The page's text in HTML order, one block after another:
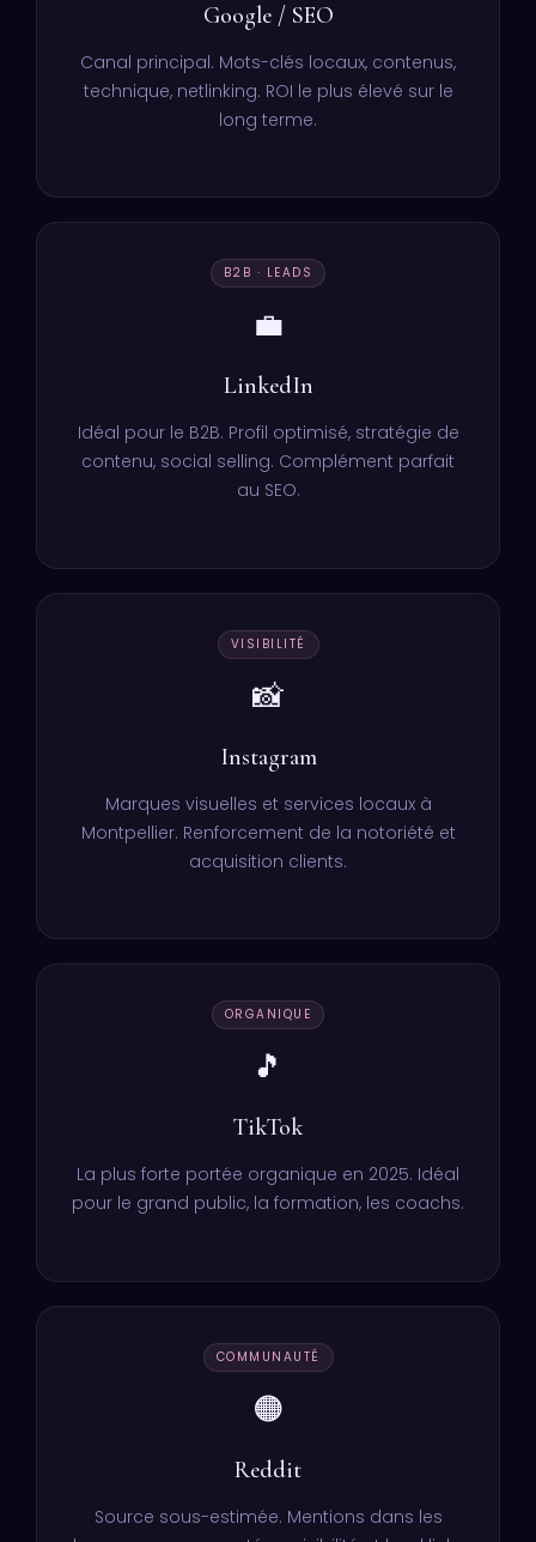
Google / SEO
Canal principal. Mots-clés locaux, contenus,
technique, netlinking. ROI le plus élevé sur le
long terme.
B2B · LEADS
💼
LinkedIn
Idéal pour le B2B. Profil optimisé, stratégie de
contenu, social selling. Complément parfait
au SEO.
VISIBILITÉ
📸
Instagram
Marques visuelles et services locaux à
Montpellier. Renforcement de la notoriété et
acquisition clients.
ORGANIQUE
🎵
TikTok
La plus forte portée organique en 2025. Idéal
pour le grand public, la formation, les coachs.
COMMUNAUTÉ
🟠
Reddit
Source sous-estimée. Mentions dans les